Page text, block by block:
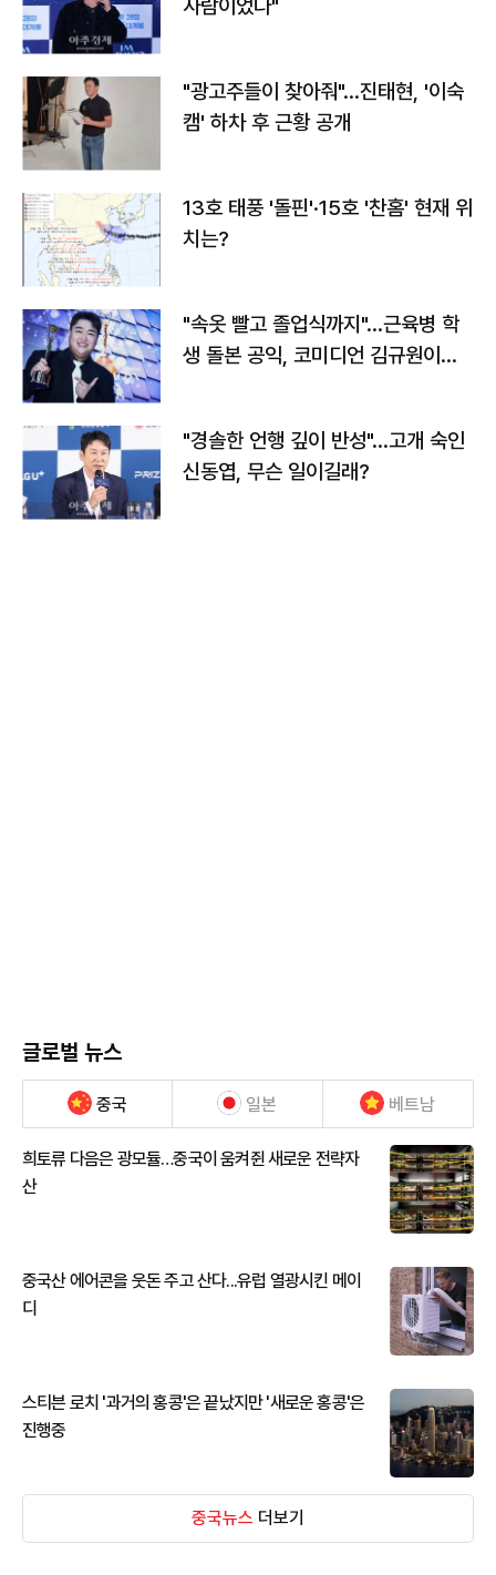
사람이었다"
"광고주들이 찾아줘"…진태현, '이숙
캠' 하차 후 근황 공개
13호 태풍 '돌핀'·15호 '찬홈' 현재 위
치는?
"속옷 빨고 졸업식까지"…근육병 학
생 돌본 공익, 코미디언 김규원이었
"경솔한 언행 깊이 반성"…고개 숙인
신동엽, 무슨 일이길래?
글로벌 뉴스
중국 일본 베트남
희토류 다음은 광모듈…중국이 움켜쥔 새로운 전략자
산
중국산 에어콘을 웃돈 주고 산다...유럽 열광시킨 메이
디
스티븐 로치 '과거의 홍콩'은 끝났지만 '새로운 홍콩'은
진행중
중국뉴스 더보기